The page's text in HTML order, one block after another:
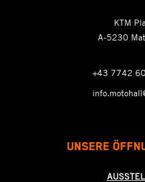
KTM
A-5230
+43 7742
UNSERE